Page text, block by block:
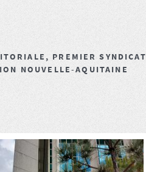
PREMIER SYNDICAT
NOUVELLE-AQUITAINE